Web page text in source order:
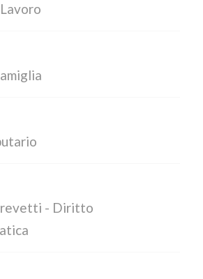
- Diritto